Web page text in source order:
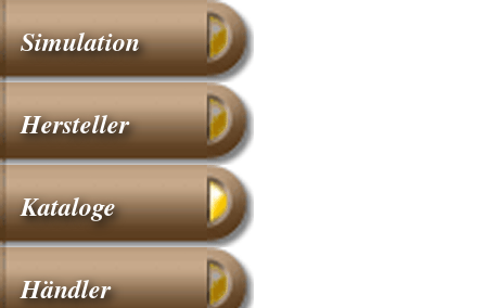
Simulation
Hersteller
Kataloge
Händler